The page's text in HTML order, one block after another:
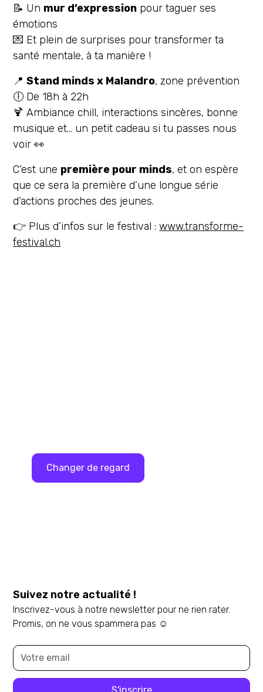
📝 Un mur d’expression pour taguer ses
émotions
💌 Et plein de surprises pour transformer ta
santé mentale, à ta manière !
📍Stand minds x Malandro, zone prévention
🕕 De 18h à 22h
🍹 Ambiance chill, interactions sincères, bonne
musique et... un petit cadeau si tu passes nous
voir 👀
C’est une première pour minds, et on espère
que ce sera la première d’une longue série
d’actions proches des jeunes.
👉 Plus d’infos sur le festival :www.transforme-
festival.ch
Changer de regard
Suivez notre actualité !
Inscrivez-vous à notre newsletter pour ne rien rater.
Promis, on ne vous spammera pas ☺️